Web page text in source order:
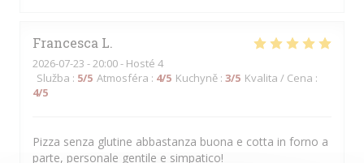
Francesca L
2026-07-23 - 20:00 - Hosté 4
Služba : 5/5 Atmosféra : 4/5 Kuchyně : 3/5 Kvalita / Cena :
4/5
Pizza senza glutine abbastanza buona e cotta in forno a
parte, personale gentile e simpatico!